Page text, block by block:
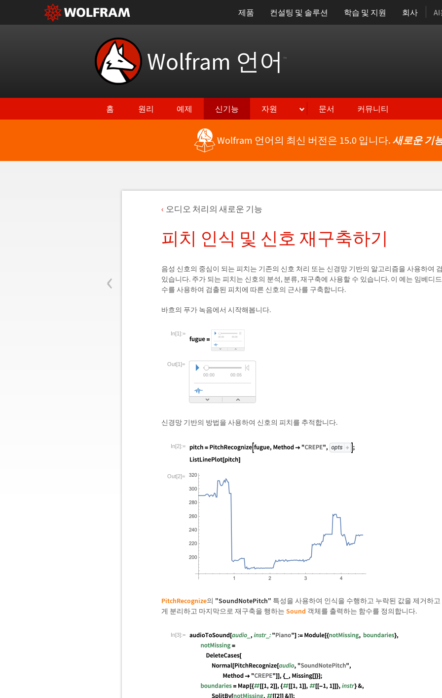
제품 컨설팅 및 솔루션 학습 및 지원 회사
Wolfram 언어 ™
홈 원리 예제 신기능 자원 문서 커뮤니티
Wolfram 언어의 최신 버전은 15.0 입니다. 새로운 기
‹
오디오 처리의 새로운 기능
피치 인식 및 신호 재구축하기
음성 신호의 중심이 되는 피치는 기존의 신호 처리 또는 신경망 기반의 알고리즘을 사용하여
있습니다. 주가 되는 피치는 신호의 분석, 분류, 재구축에 사용할 수 있습니다. 이 예는 임베디드
수를 사용하여 검출된 피치에 따른 신호의 근사를 구축합니다.
바흐의 푸가 녹음에서 시작해봅니다.
In[1]:=
Out[1]=
신경망 기반의 방법을 사용하여 신호의 피치를 추적합니다.
In[2]:=
Out[2]=
PitchRecognize의 "SoundNotePitch" 특성을 사용하여 인식을 수행하고 누락된 값을 제거하
게 분리하고 마지막으로 재구축을 행하는 Sound 객체를 출력하는 함수를 정의합니다.
In[3]:=